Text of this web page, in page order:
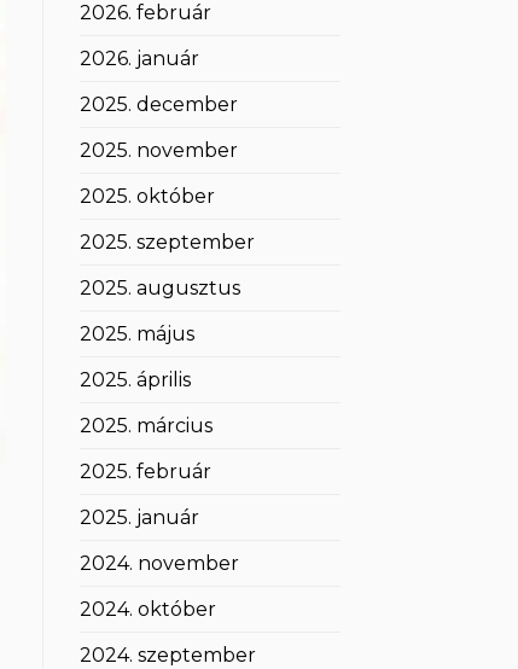
2026. február
2026. január
2025. december
2025. november
2025. október
2025. szeptember
2025. augusztus
2025. május
2025. április
2025. március
2025. február
2025. január
2024. november
2024. október
2024. szeptember